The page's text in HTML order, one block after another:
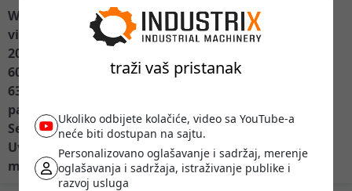
traži vaš pristanak
Ukoliko odbijete kolačiće, video sa YouTube-a
neće biti dostupan na sajtu.
Personalizovano oglašavanje i sadržaj, merenje
oglašavanja i sadržaja, istraživanje publike i
razvoj usluga
Weber CR8
vibro ploca
2014god.
600kg.
639rh.
pali na Kljuc
Servis tek uradjen
Uvoz iz Nemacke
moguce Rentiranje